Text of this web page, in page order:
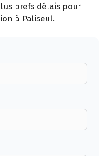
brefs délais pour
à Paliseul.